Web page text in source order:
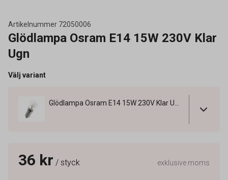
Artikelnummer 72050006
Glödlampa Osram E14 15W 230V Klar
Ugn
Välj variant
36 kr / styck exklusive moms